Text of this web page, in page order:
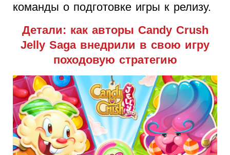
команды о подготовке игры к релизу.
Детали: как авторы Candy Crush
Jelly Saga внедрили в свою игру
походовую стратегию